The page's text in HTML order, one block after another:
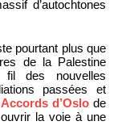
d’autochtones
pourtant plus que
de la Palestine
des nouvelles
passées et
Accords d’Oslode
la voie à une